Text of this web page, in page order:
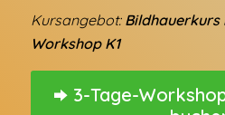
Kursangebot:
Workshop K1
3-Tage-